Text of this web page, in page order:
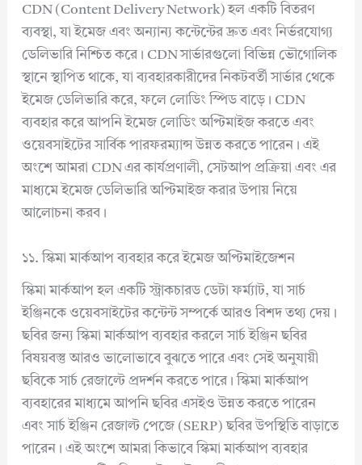
CDN (Content Delivery Network) হল একটি বিতরণ
ব্যবস্থা, যা ইমেজ এবং অন্যান্য কন্টেন্টের দ্রুত এবং নির্ভরযোগ্য
ডেলিভারি নিশ্চিত করে। CDN সার্ভারগুলো বিভিন্ন ভৌগোলিক
স্থানে স্থাপিত থাকে, যা ব্যবহারকারীদের নিকটবর্তী সার্ভার থেকে
ইমেজ ডেলিভারি করে, ফলে লোডিং স্পিড বাড়ে। CDN
ব্যবহার করে আপনি ইমেজ লোডিং অপ্টিমাইজ করতে এবং
ওয়েবসাইটের সার্বিক পারফরম্যান্স উন্নত করতে পারেন। এই
অংশে আমরা CDN এর কার্যপ্রণালী, সেটআপ প্রক্রিয়া এবং এর
মাধ্যমে ইমেজ ডেলিভারি অপ্টিমাইজ করার উপায় নিয়ে
আলোচনা করব।
১১. স্কিমা মার্কআপ ব্যবহার করে ইমেজ অপ্টিমাইজেশন
স্কিমা মার্কআপ হল একটি স্ট্রাকচারড ডেটা ফর্ম্যাট, যা সার্চ
ইঞ্জিনকে ওয়েবসাইটের কন্টেন্ট সম্পর্কে আরও বিশদ তথ্য দেয়।
ছবির জন্য স্কিমা মার্কআপ ব্যবহার করলে সার্চ ইঞ্জিন ছবির
বিষয়বস্তু আরও ভালোভাবে বুঝতে পারে এবং সেই অনুযায়ী
ছবিকে সার্চ রেজাল্টে প্রদর্শন করতে পারে। স্কিমা মার্কআপ
ব্যবহারের মাধ্যমে আপনি ছবির এসইও উন্নত করতে পারেন
এবং সার্চ ইঞ্জিন রেজাল্ট পেজে (SERP) ছবির উপস্থিতি বাড়াতে
পারেন। এই অংশে আমরা কিভাবে স্কিমা মার্কআপ ব্যবহার